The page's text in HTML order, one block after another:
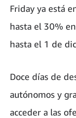
Friday ya está
hasta el 30%
hasta el 1 de
Doce días de
autónomos y
acceder a las